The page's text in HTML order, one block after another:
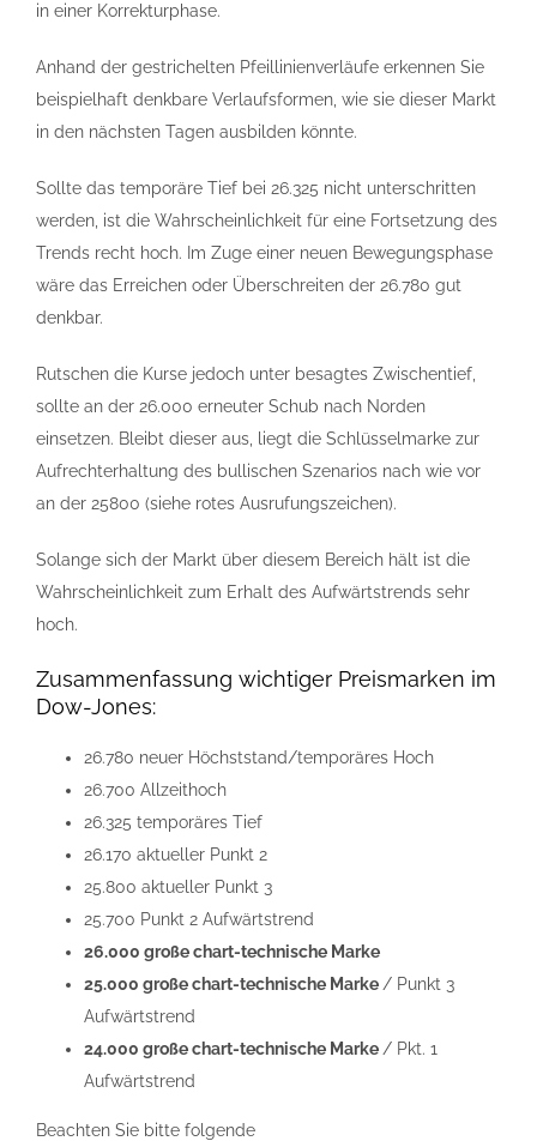
in einer Korrekturphase.
Anhand der gestrichelten Pfeillinienverläufe erkennen Sie
beispielhaft denkbare Verlaufsformen, wie sie dieser Markt
in den nächsten Tagen ausbilden könnte.
Sollte das temporäre Tief bei 26.325 nicht unterschritten
werden, ist die Wahrscheinlichkeit für eine Fortsetzung des
Trends recht hoch. Im Zuge einer neuen Bewegungsphase
wäre das Erreichen oder Überschreiten der 26.780 gut
denkbar.
Rutschen die Kurse jedoch unter besagtes Zwischentief,
sollte an der 26.000 erneuter Schub nach Norden
einsetzen. Bleibt dieser aus, liegt die Schlüsselmarke zur
Aufrechterhaltung des bullischen Szenarios nach wie vor
an der 25800 (siehe rotes Ausrufungszeichen).
Solange sich der Markt über diesem Bereich hält ist die
Wahrscheinlichkeit zum Erhalt des Aufwärtstrends sehr
hoch.
Zusammenfassung wichtiger Preismarken im
Dow-Jones:
26.780 neuer Höchststand/temporäres Hoch
26.700 Allzeithoch
26.325 temporäres Tief
26.170 aktueller Punkt 2
25.800 aktueller Punkt 3
25.700 Punkt 2 Aufwärtstrend
26.000 große chart-technische Marke
25.000 große chart-technische Marke / Punkt 3
Aufwärtstrend
24.000 große chart-technische Marke / Pkt. 1
Aufwärtstrend
Beachten Sie bitte folgende